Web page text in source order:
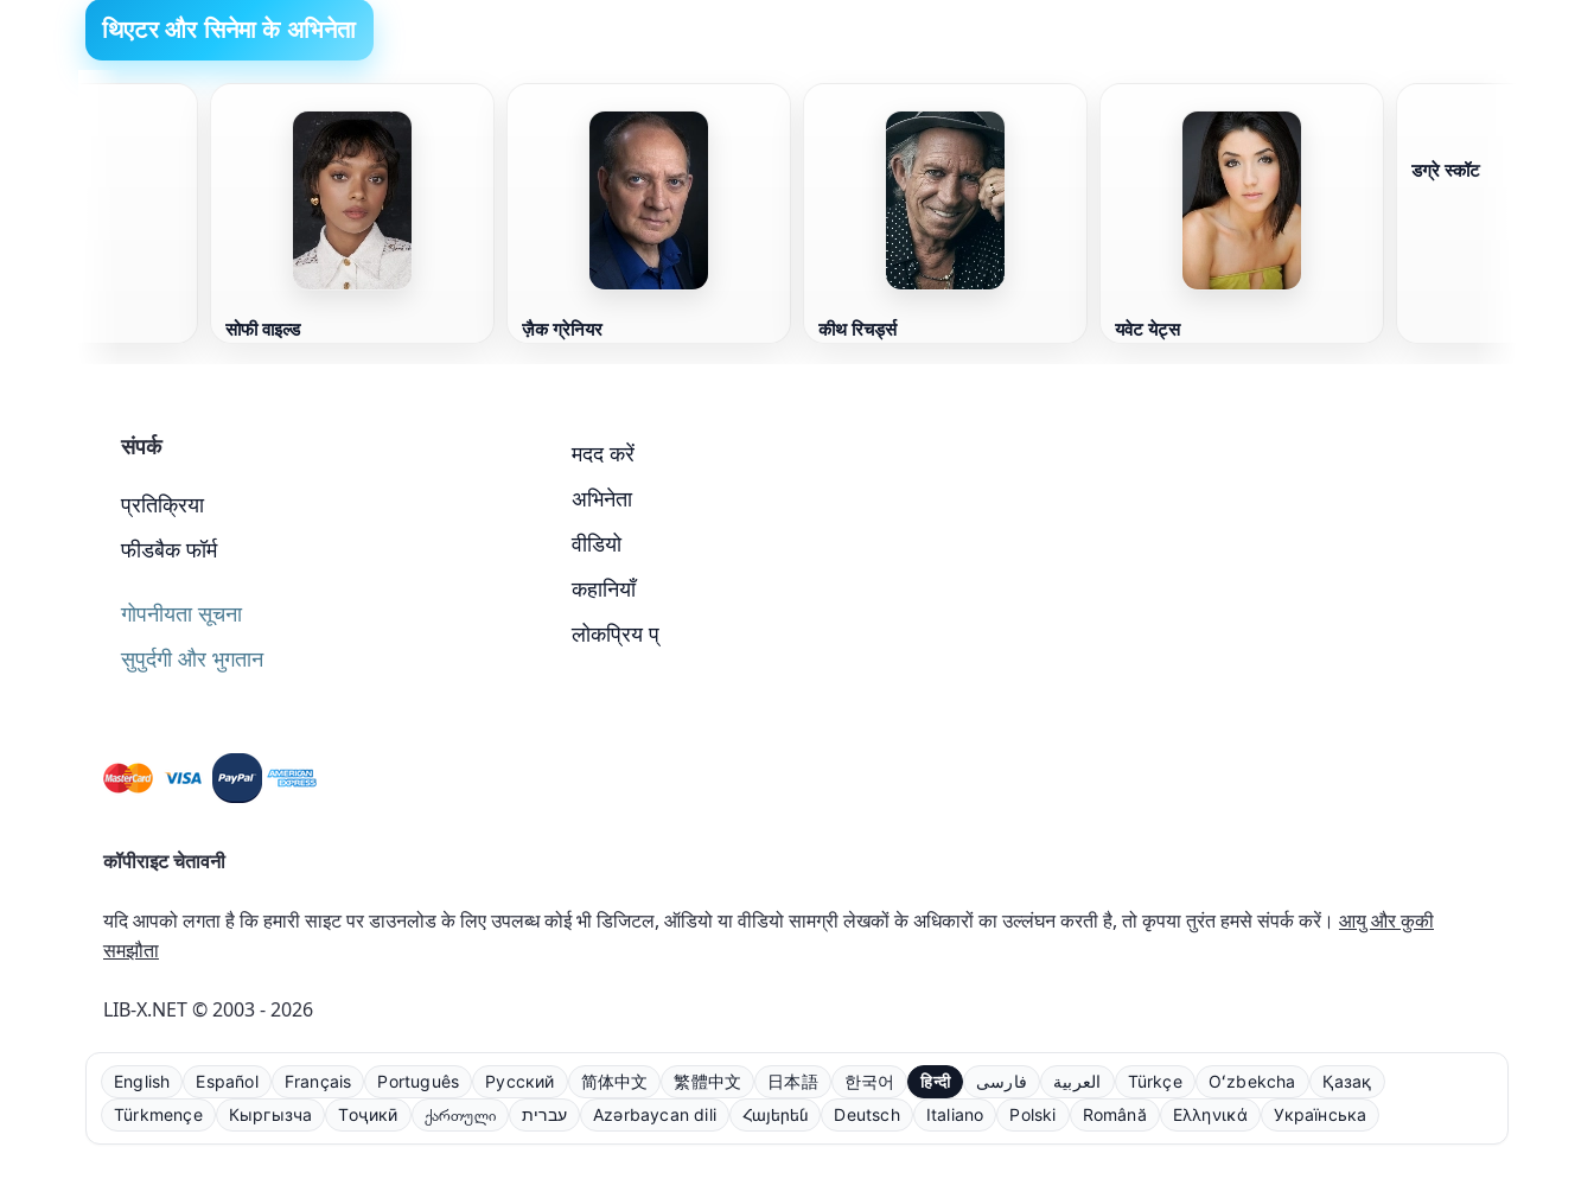
थिएटर और सिनेमा के अभिनेता
सोफी वाइल्ड ज़ैक ग्रेनियर कीथ रिचर्ड्स यवेट येट्स
डग्रे स्कॉट
संपर्क
प्रतिक्रिया
फीडबैक फॉर्म
गोपनीयता सूचना
सुपुर्दगी और भुगतान
मदद करें
अभिनेता
वीडियो
कहानियाँ
लोकप्रिय प्
कॉपीराइट चेतावनी
यदि आपको लगता है कि हमारी साइट पर डाउनलोड के लिए उपलब्ध कोई भी डिजिटल, ऑडियो या वीडियो सामग्री लेखकों के अधिकारों का उल्लंघन करती है, तो कृपया तुरंत हमसे संपर्क करें। आयु और कुकी
समझौता
LIB-X.NET © 2003 - 2026
English Español Français Português Русский 简体中文 繁體中文 日本語 한국어 हिन्दी فارسی العربية Türkçe Oʻzbekcha
Қазақ
Türkmençe
Кыргызча Тоҷикӣ ქართული עברית Azərbaycan dili Հայերեն Deutsch Italiano Polski Română Ελληνικά Українська